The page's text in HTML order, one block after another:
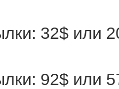
32$ или
92$ или